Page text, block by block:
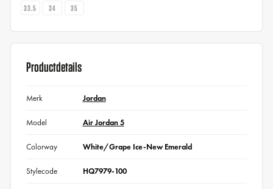
33.5
34 35
Productdetails
Merk Jordan
Model Air Jordan 5
Colorway White/Grape Ice-New Emerald
Stylecode HQ7979-100